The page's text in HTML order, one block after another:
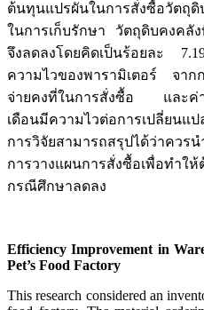
ต้นทุนแปรผันในการสั่งซื้อวัตถุ
ในการเก็บรักษา วัตถุดิบคงค
จึงลดลงโดยคิดเป็นร้อยละ
ความไวของพารามิเตอร์ จา
จ่ายคงที่ในการสั่งซื้อ และค่า
เดือนมีความไวต่อการเปลี่ยน
การวิจัยสามารถสรุปได้ว่าควร
การวางแผนการสั่งซื้อเพื่อทำ
กรณีศึกษาลดลง
Efficiency Improvement in
Pet’s Food Factory
This research considered an